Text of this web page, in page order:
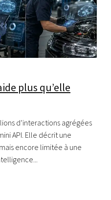
plus qu’elle
d’interactions agrégées
API. Elle décrit une
encore limitée à une